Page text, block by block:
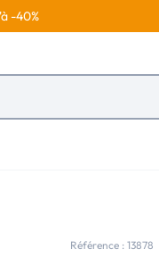
-40%
Référence : 13878